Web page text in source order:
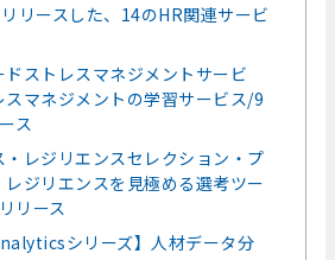
リースした、14のHR関連サービ
ドストレスマネジメントサービ
スマネジメントの学習サービス/9
ス
・レジリエンスセレクション・プ
レジリエンスを見極める選考ツー
リース
シリーズ】人材データ分